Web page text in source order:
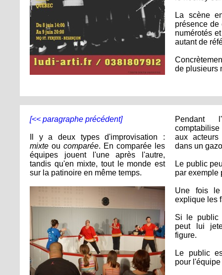
La scène
présence de
numérotés
autant de
de plusieurs
[<< paragraphe précédent]
Il y a deux types d'improvisation :
mixte ou comparée. En comparée les
équipes jouent l'une après l'autre,
tandis qu'en mixte, tout le monde est
sur la patinoire en même temps.
Pendant
aux
dans un
Le public
par exemple
Une fois le
explique les
Si le public
peut lui
figure.
Le public
pour